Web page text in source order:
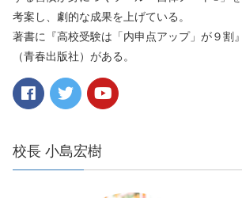
考案し、劇的な成果を上げている。
著書に『高校受験は「内申点アップ」が９割』
（青春出版社）がある。
校長 小島宏樹